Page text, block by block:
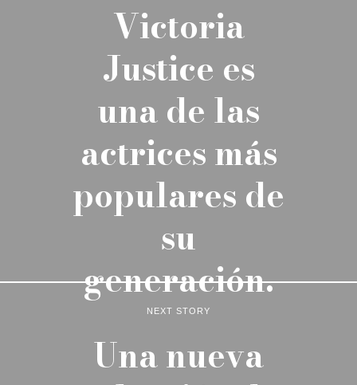
Victoria
Justice es
una de las
actrices más
populares de
su
generación.
NEXT STORY
Una nueva